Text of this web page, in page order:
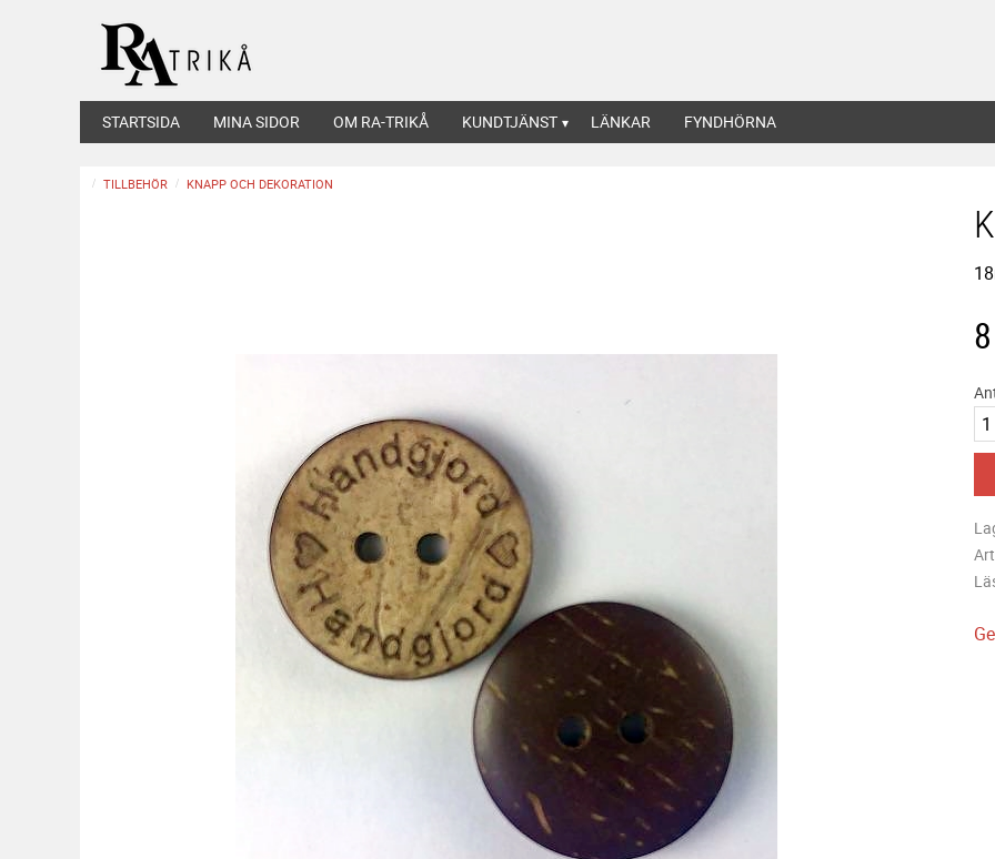
STARTSIDA MINA SIDOR OM RA-TRIKÅ KUNDTJÄNST LÄNKAR FYNDHÖRNA
TILLBEHÖR KNAPP OCH DEKORATION
8